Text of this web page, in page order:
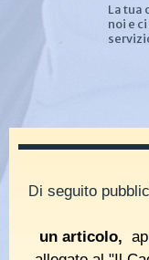
La tua
noi e
Di seguito
un articolo,